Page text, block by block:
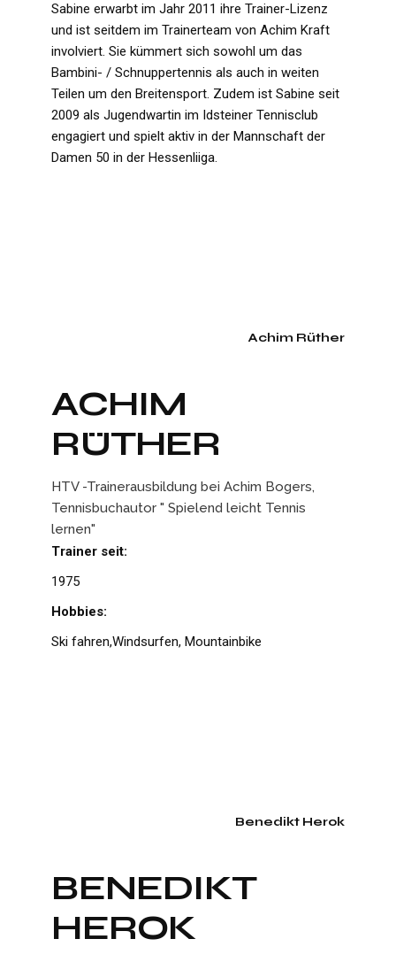
Sabine erwarbt im Jahr 2011 ihre Trainer-Lizenz
und ist seitdem im Trainerteam von Achim Kraft
involviert. Sie kümmert sich sowohl um das
Bambini- / Schnuppertennis als auch in weiten
Teilen um den Breitensport. Zudem ist Sabine seit
2009 als Jugendwartin im Idsteiner Tennisclub
engagiert und spielt aktiv in der Mannschaft der
Damen 50 in der Hessenliiga.
Achim Rüther
ACHIM
RÜTHER
HTV -Trainerausbildung bei Achim Bogers,
Tennisbuchautor " Spielend leicht Tennis
lernen"
Trainer seit:
1975
Hobbies:
Ski fahren,Windsurfen, Mountainbike
Benedikt Herok
BENEDIKT
HEROK